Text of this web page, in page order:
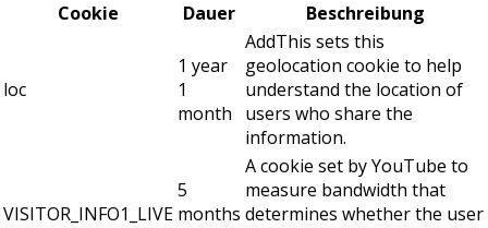
Cookie
Dauer Beschreibung
loc
1 year
1
month
AddThis sets this
geolocation cookie to help
understand the location of
users who share the
information.
VISITOR_INFO1_LIVE
5
months
A cookie set by YouTube to
measure bandwidth that
determines whether the user